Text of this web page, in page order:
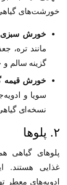
خورشت‌های
خورش سبزی
مانند تره،
گزینه
خورش قیمه
سویا و
نسخه‌ای
۲. پلوها
پلوهای گیاهی
غذایی هستند.
ادویه‌های معطر